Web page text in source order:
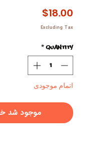
$18.00
Excluding Tax
Quantity
*
اتمام موجودی
موجود شد